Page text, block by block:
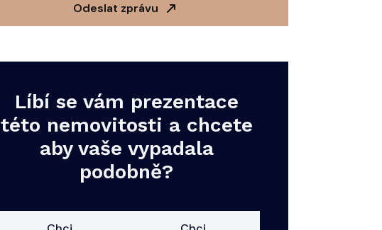
Odeslat zprávu
Líbí se vám prezentace
této nemovitosti a chcete
aby vaše vypadala
podobně?